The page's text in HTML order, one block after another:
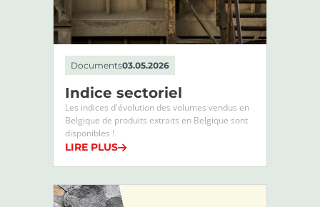
Documents03.05.2026
Indice sectoriel
Les indices d'évolution des volumes vendus en
Belgique de produits extraits en Belgique sont
disponibles !
LIRE PLUS